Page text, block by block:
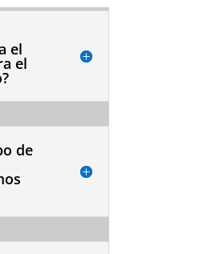
el
el
de